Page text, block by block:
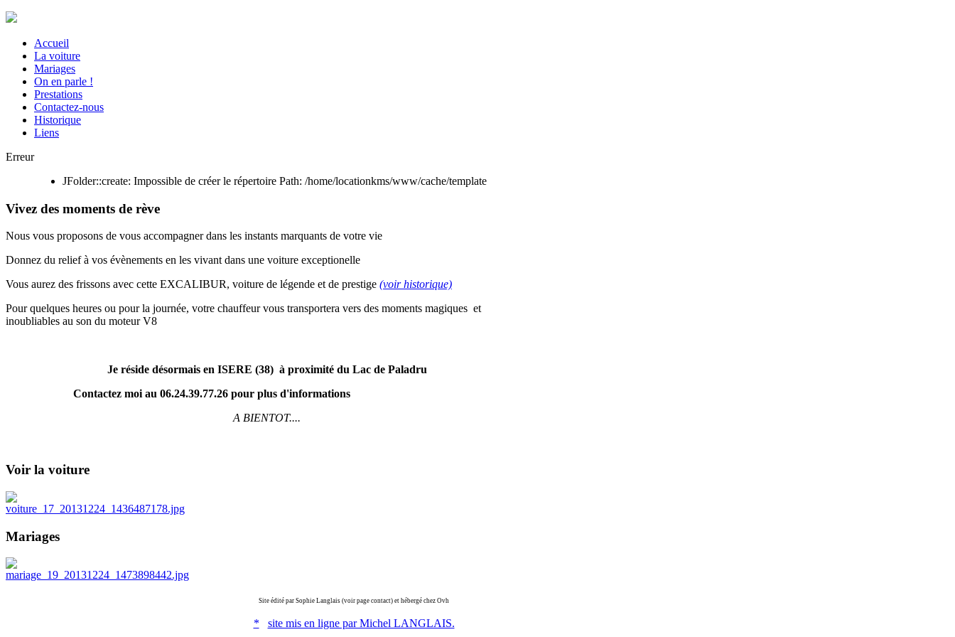
Accueil
La voiture
Mariages
On en parle !
Prestations
Contactez-nous
Historique
Liens
Erreur
JFolder::create: Impossible de créer le répertoire Path: /home/locationkms/www/cache/template
Vivez des moments de rève
Nous vous proposons de vous accompagner dans les instants marquants de votre vie
Donnez du relief à vos évènements en les vivant dans une voiture exceptionelle
Vous aurez des frissons avec cette EXCALIBUR, voiture de légende et de prestige (voir historique)
Pour quelques heures ou pour la journée, votre chauffeur vous transportera vers des moments magiques et
inoubliables au son du moteur V8
Je réside désormais en ISERE (38) à proximité du Lac de Paladru
Contactez moi au 06.24.39.77.26 pour plus d'informations
A BIENTOT....
Voir la voiture
Mariages
Site édité par Sophie Langlais (voir page contact) et hébergé chez Ovh
* site mis en ligne par Michel LANGLAIS.